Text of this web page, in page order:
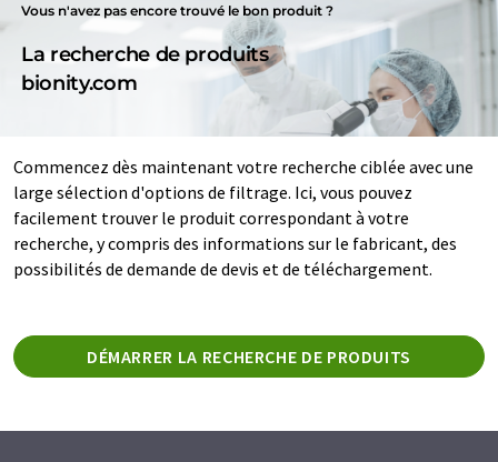
Vous n'avez pas encore trouvé le bon produit ?
La recherche de produits
bionity.com
Commencez dès maintenant votre recherche ciblée avec une
large sélection d'options de filtrage. Ici, vous pouvez
facilement trouver le produit correspondant à votre
recherche, y compris des informations sur le fabricant, des
possibilités de demande de devis et de téléchargement.
DÉMARRER LA RECHERCHE DE PRODUITS